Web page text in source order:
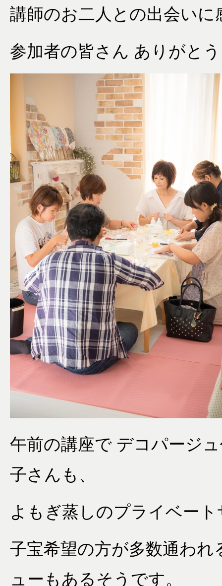
講師のお二人との出会いに
参加者の皆さん ありがと
午前の講座で デコパージ
子さんも、
よもぎ蒸しのプライベー
子宝希望の方が多数通わ
ューもあるそうです。